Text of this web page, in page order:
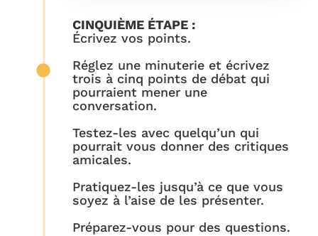
CINQUIÈME ÉTAPE :
Écrivez vos points.
Réglez une minuterie et écrivez
trois à cinq points de débat qui
pourraient mener une
conversation.
Testez-les avec quelqu’un qui
pourrait vous donner des critiques
amicales.
Pratiquez-les jusqu’à ce que vous
soyez à l’aise de les présenter.
Préparez-vous pour des questions.